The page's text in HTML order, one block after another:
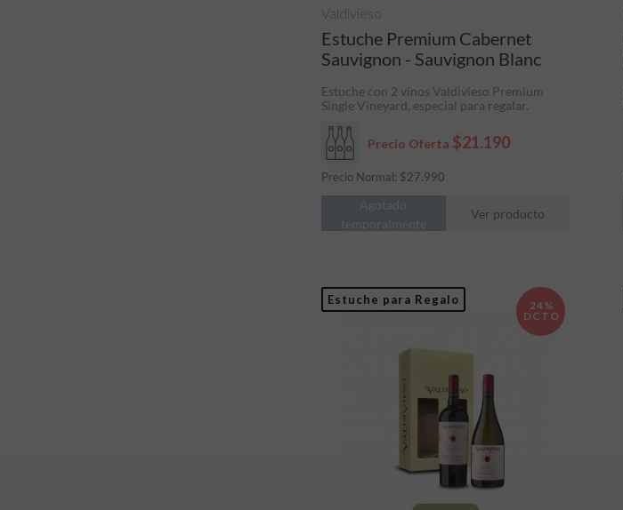
Estuche Premium Cabernet
Sauvignon - Sauvignon Blanc
Precio Oferta $21.190
Precio Normal: $27.990
Valdivieso
Estuche con 2 vinos Valdivieso Premium
Single Vineyard, especial para regalar.
Agotado
temporalmente
Ver producto
Estuche para Regalo
24%
DCTO